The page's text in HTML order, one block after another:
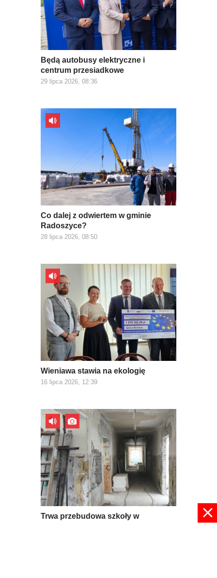
Będą autobusy elektryczne i
centrum przesiadkowe
29 lipca 2026, 08:36
Co dalej z odwiertem w gminie
Radoszyce?
28 lipca 2026, 08:50
Wieniawa stawia na ekologię
16 lipca 2026, 12:39
Trwa przebudowa szkoły w